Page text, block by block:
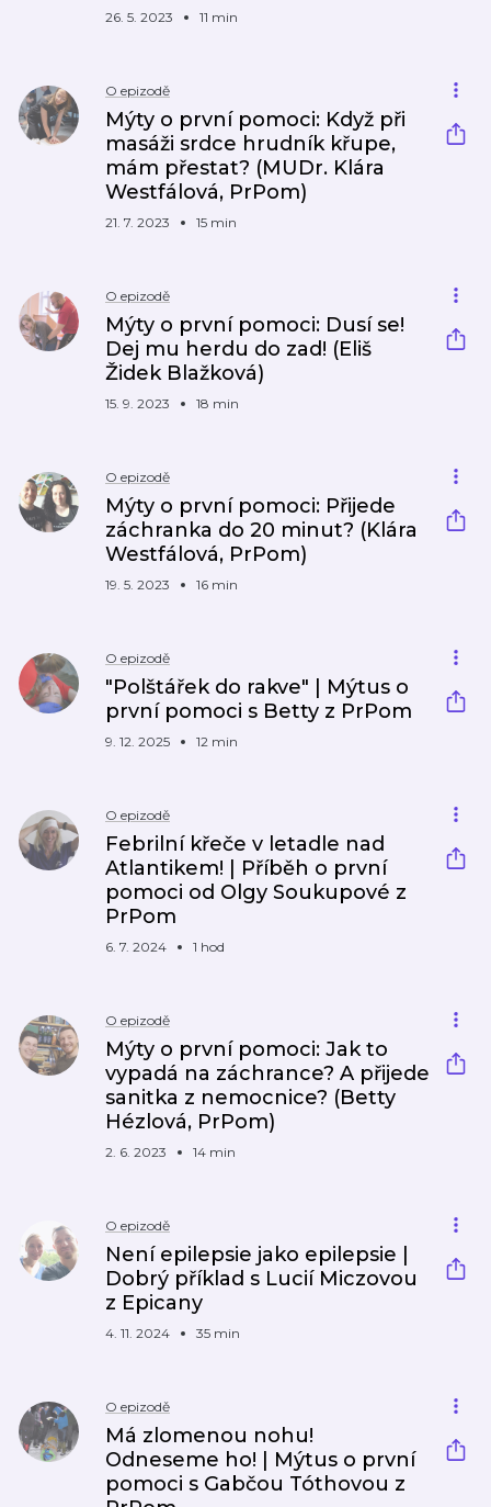
26. 5. 2023 11 min
O epizodě
Mýty o první pomoci: Když při
masáži srdce hrudník křupe,
mám přestat? (MUDr. Klára
Westfálová, PrPom)
21. 7. 2023 15 min
O epizodě
Mýty o první pomoci: Dusí se!
Dej mu herdu do zad! (Eliš
Židek Blažková)
15. 9. 2023 18 min
O epizodě
Mýty o první pomoci: Přijede
záchranka do 20 minut? (Klára
Westfálová, PrPom)
19. 5. 2023 16 min
O epizodě
"Polštářek do rakve" | Mýtus o
první pomoci s Betty z PrPom
9. 12. 2025 12 min
O epizodě
Febrilní křeče v letadle nad
Atlantikem! | Příběh o první
pomoci od Olgy Soukupové z
PrPom
6. 7. 2024 1 hod
O epizodě
Mýty o první pomoci: Jak to
vypadá na záchrance? A přijede
sanitka z nemocnice? (Betty
Hézlová, PrPom)
2. 6. 2023 14 min
O epizodě
Není epilepsie jako epilepsie |
Dobrý příklad s Lucií Miczovou
z Epicany
4. 11. 2024 35 min
O epizodě
Má zlomenou nohu!
Odneseme ho! | Mýtus o první
pomoci s Gabčou Tóthovou z